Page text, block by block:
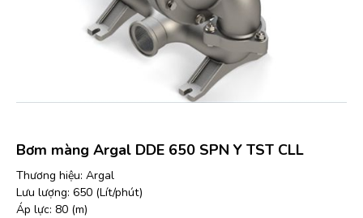
Bơm màng Argal DDE 650 SPN Y TST CLL
Thương hiệu: Argal
Lưu lượng: 650 (Lít/phút)
Áp lực: 80 (m)